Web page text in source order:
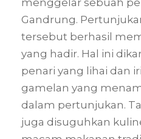
Gandrung.
tersebut berhasil
yang hadir. Hal ini
penari yang lihai dan
gamelan yang
dalam pertunjukan.
juga disuguhkan